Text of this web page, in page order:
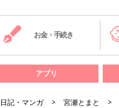
お金・手続き
アプリ
日記・マンガ 宮瀬とまと